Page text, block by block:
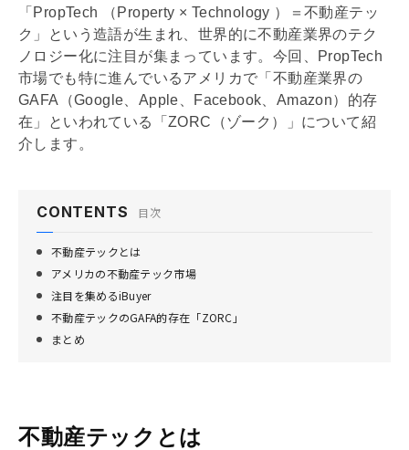
「PropTech （Property × Technology ）＝不動産テッ
ク」という造語が生まれ、世界的に不動産業界のテク
ノロジー化に注目が集まっています。今回、PropTech
市場でも特に進んでいるアメリカで「不動産業界の
GAFA（Google、Apple、Facebook、Amazon）的存
在」といわれている「ZORC（ゾーク）」について紹
介します。
CONTENTS 目次
不動産テックとは
アメリカの不動産テック市場
注目を集めるiBuyer
不動産テックのGAFA的存在「ZORC」
まとめ
不動産テックとは